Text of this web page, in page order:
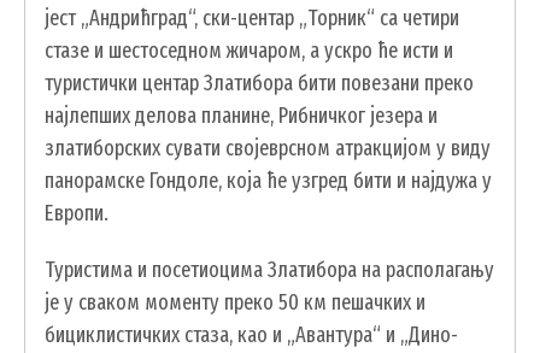
јест „Андрићград“, ски-центар „Торник“ са четири
стазе и шестоседном жичаром, а ускро ће исти и
туристички центар Златибора бити повезани преко
најлепших делова планине, Рибничког језера и
златиборских сувати својеврсном атракцијом у виду
панорамске Гондоле, која ће узгред бити и најдужа у
Европи.
Туристима и посетиоцима Златибора на располагању
је у сваком моменту преко 50 км пешачких и
бициклистичких стаза, као и „Авантура“ и „Дино-